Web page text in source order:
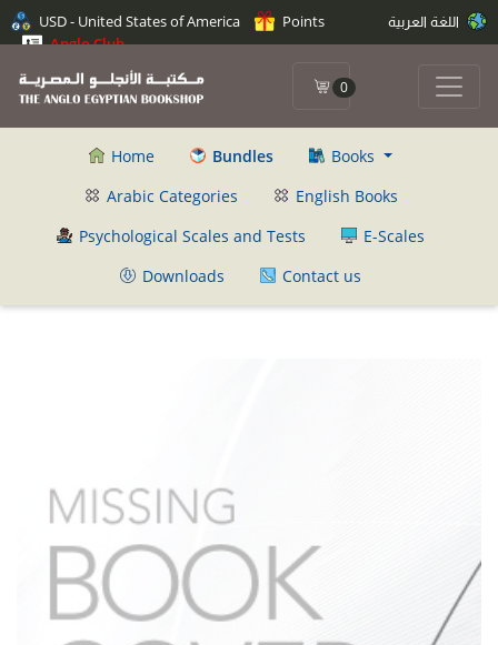
USD - United States of America
Points
Anglo Club
0
Home Bundles
Books
Arabic Categories
English Books
Psychological Scales and Tests
E-Scales
Downloads
Contact us